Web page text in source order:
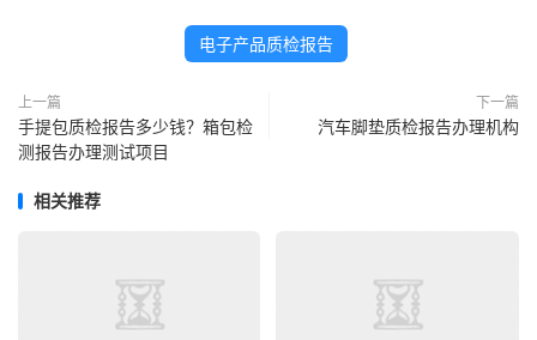
电子产品质检报告
上一篇
手提包质检报告多少钱？箱包检
测报告办理测试项目
下一篇
汽车脚垫质检报告办理机构
相关推荐